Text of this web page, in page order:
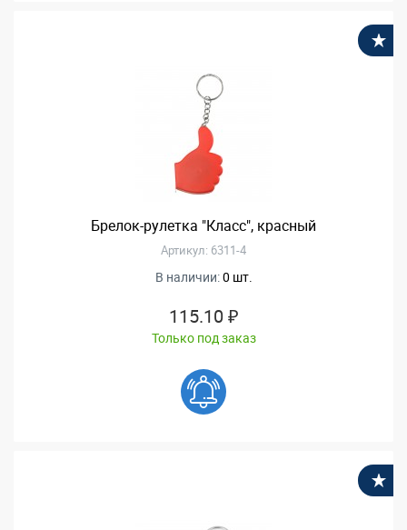
Брелок-рулетка "Класс", красный
Артикул: 6311-4
В наличии:0 шт.
115.10 ₽
Только под заказ